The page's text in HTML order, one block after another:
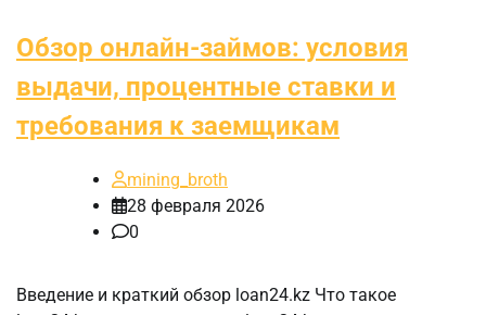
Обзор онлайн-займов: условия
выдачи, процентные ставки и
требования к заемщикам
mining_broth
28 февраля 2026
0
Введение и краткий обзор loan24.kz Что такое